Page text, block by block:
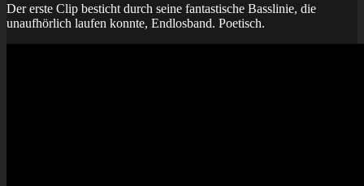
Der erste Clip besticht durch seine fantastische Basslinie, die
unaufhörlich laufen konnte, Endlosband. Poetisch.